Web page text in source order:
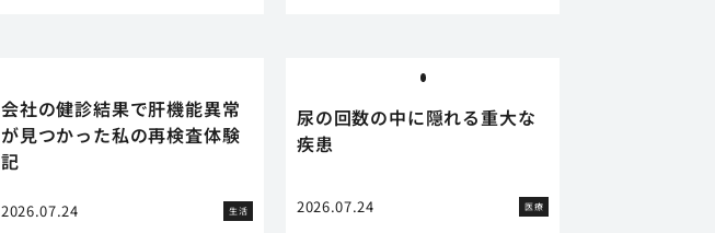
会社の健診結果で肝機能異常
が見つかった私の再検査体験
記
2026.07.24 生活
尿の回数の中に隠れる重大な
疾患
2026.07.24 医療